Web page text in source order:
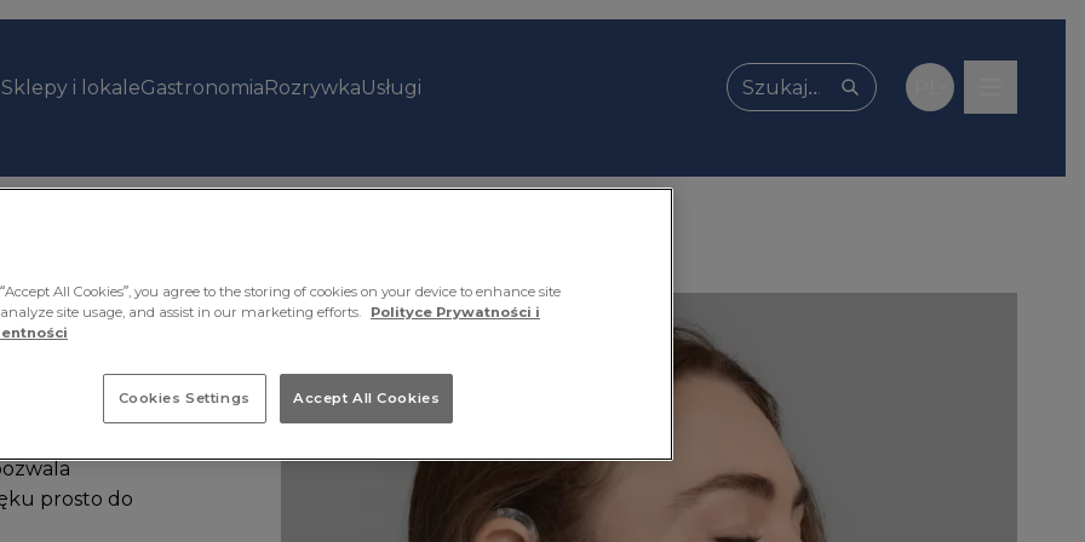
Sklepy i lokaleGastronomiaRozrywkaUsługi
Wpisz, czego szukasz
prosto do
All Cookies”, you agree to the storing of cookies on your device to enhance site
site usage, and assist in our marketing efforts.
Polityce Prywatności i
Cookies Settings Accept All Cookies